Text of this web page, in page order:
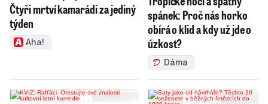
Čtyři mrtví kamarádi za jediný
týden
Aha!
spánek: Proč nás horko
obírá o klid a kdy už jde o
úzkost?
Dáma